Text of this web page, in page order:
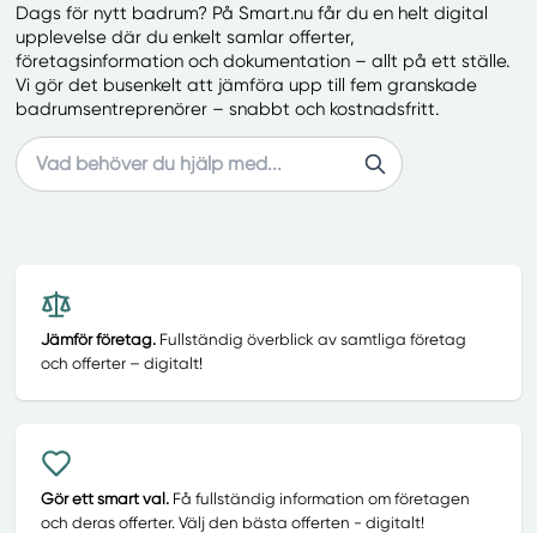
Dags för nytt badrum? På Smart.nu får du en helt digital
upplevelse där du enkelt samlar offerter,
företagsinformation och dokumentation – allt på ett ställe.
Vi gör det busenkelt att jämföra upp till fem granskade
badrumsentreprenörer – snabbt och kostnadsfritt.
Search
Jämför företag.Fullständig överblick av samtliga företag
och offerter – digitalt!
Gör ett smart val.Få fullständig information om företagen
och deras offerter. Välj den bästa offerten - digitalt!